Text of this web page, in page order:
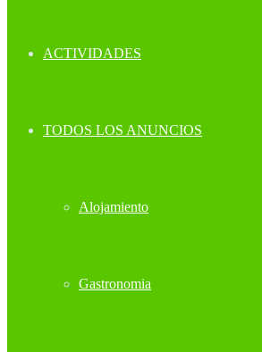
ACTIVIDADES
TODOS LOS ANUNCIOS
Alojamiento
Gastronomia